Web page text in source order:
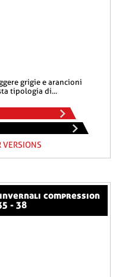
tipologia di...
VERSIONS
- 38